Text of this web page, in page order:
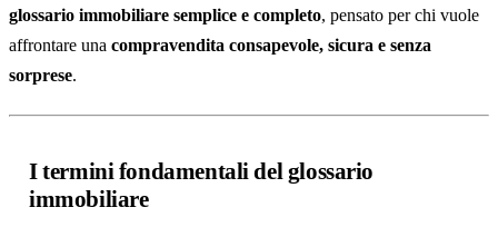
glossario immobiliare semplice e completo, pensato per chi vuole
affrontare una compravendita consapevole, sicura e senza
sorprese.
I termini fondamentali del glossario
immobiliare